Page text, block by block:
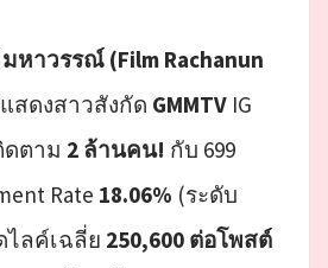
าวรรณ์ (Film Rachanun
สดงสาวสังกัด GMMTV IG
ตาม 2 ล้านคน! กับ 699
Rate 18.06% (ระดับ
ไลค์เฉลี่ย 250,600 ต่อโพสต์